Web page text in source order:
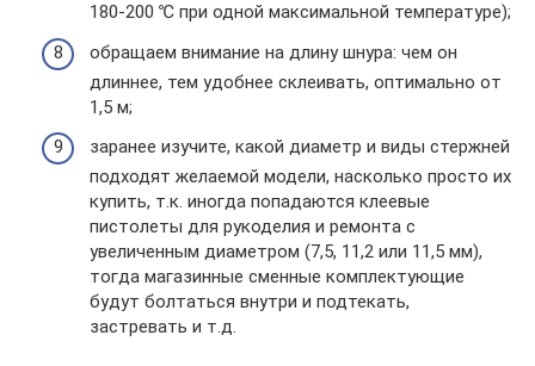
180-200 ℃ при одной максимальной температуре);
обращаем внимание на длину шнура: чем он
длиннее, тем удобнее склеивать, оптимально от
1,5 м;
заранее изучите, какой диаметр и виды стержней
подходят желаемой модели, насколько просто их
купить, т.к. иногда попадаются клеевые
пистолеты для рукоделия и ремонта с
увеличенным диаметром (7,5, 11,2 или 11,5 мм),
тогда магазинные сменные комплектующие
будут болтаться внутри и подтекать,
застревать и т.д.